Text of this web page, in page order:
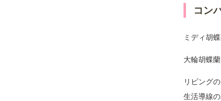
コン
ミディ胡
大輪胡蝶
リビング
生活導線